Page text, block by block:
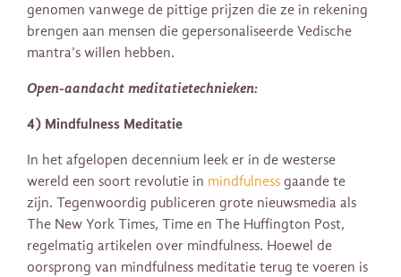
genomen vanwege de pittige prijzen die ze in rekening
brengen aan mensen die gepersonaliseerde Vedische
mantra’s willen hebben.
Open-aandacht meditatietechnieken:
4) Mindfulness Meditatie
In het afgelopen decennium leek er in de westerse
wereld een soort revolutie in mindfulness gaande te
zijn. Tegenwoordig publiceren grote nieuwsmedia als
The New York Times, Time en The Huffington Post,
regelmatig artikelen over mindfulness. Hoewel de
oorsprong van mindfulness meditatie terug te voeren is